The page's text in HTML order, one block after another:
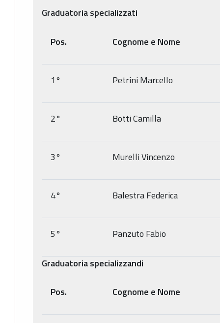
Graduatoria specializzati
Pos. Cognome e Nome
1° Petrini Marcello
2° Botti Camilla
3° Murelli Vincenzo
4° Balestra Federica
5° Panzuto Fabio
Graduatoria specializzandi
Pos. Cognome e Nome